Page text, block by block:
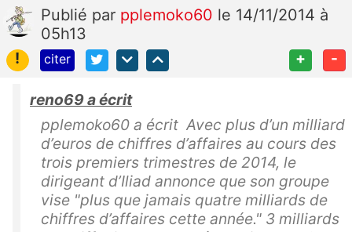
Publié par pplemoko60 le 14/11/2014 à
05h13
!
citer + -
reno69 a écrit
pplemoko60 a écrit Avec plus d’un milliard
d’euros de chiffres d’affaires au cours des
trois premiers trimestres de 2014, le
dirigeant d’Iliad annonce que son groupe
vise "plus que jamais quatre milliards de
chiffres d’affaires cette année." 3 milliards